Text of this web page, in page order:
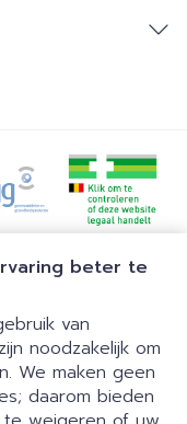
beter te
van
noodzakelijk om
We maken geen
daarom bieden